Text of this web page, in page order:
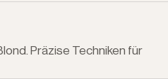
Präzise Techniken für